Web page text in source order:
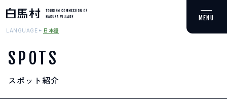
MOUNTAIN & TREKKING
登山・トレッキング
LANGUAGE 日本語
SPOTS
スポット紹介